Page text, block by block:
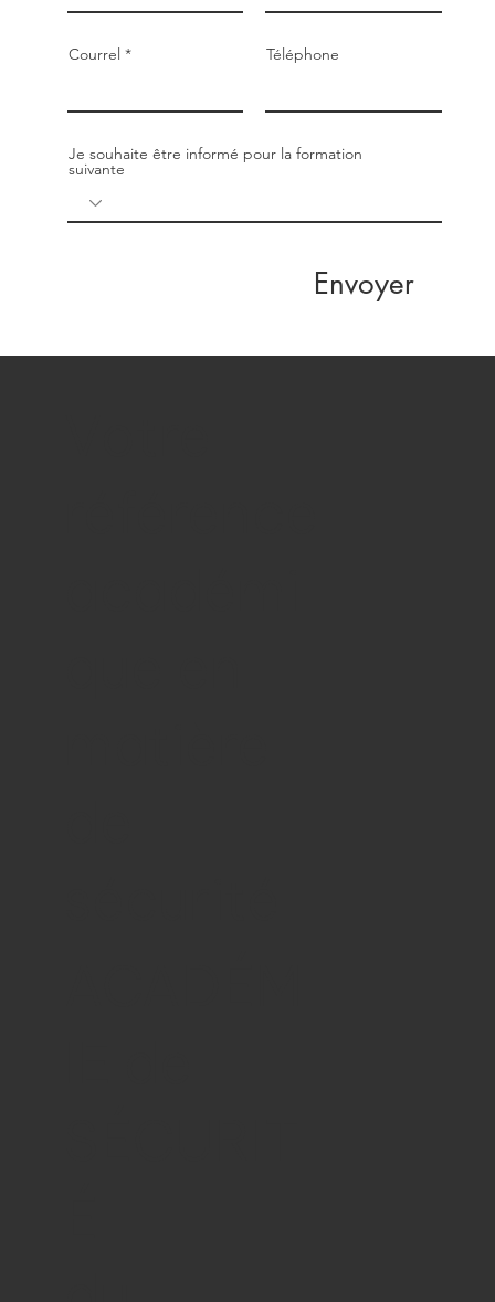
Courrel Téléphone
Envoyer
Je souhaite être informé pour la formation
suivante